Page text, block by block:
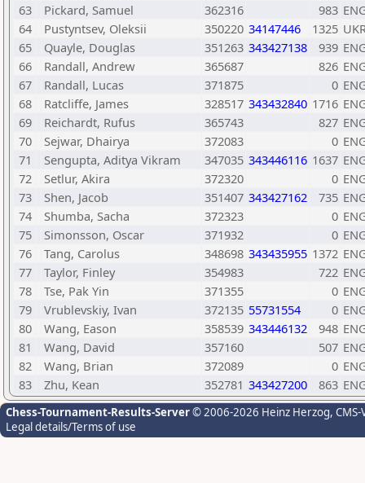
63
Pickard, Samuel 362316 983
64
Pustyntsev, Oleksii 350220 34147446 1325
65
Quayle, Douglas 351263 343427138 939
66
Randall, Andrew 365687 826
67
Randall, Lucas 371875 0
68
Ratcliffe, James 328517 343432840 1716
69
Reichardt, Rufus 365743 827
70
Sejwar, Dhairya 372083 0
71
Sengupta, Aditya Vikram 347035 343446116 1637
72
Setlur, Akira 372320 0
73
Shen, Jacob 351407 343427162 735
74
Shumba, Sacha 372323 0
75
Simonsson, Oscar 371932 0
76
Tang, Carolus 348698 343435955 1372
77
Taylor, Finley 354983 722
78
Tse, Pak Yin 371355 0
79
Vrublevskiy, Ivan 372135 55731554 0
80
Wang, Eason 358539 343446132 948
81
Wang, David 357160 507
82
Wang, Brian 372089 0
83
Zhu, Kean 352781 343427200 863
Chess-Tournament-Results-Server© 2006-2026 Heinz Herzog,
Legal details/Terms of use